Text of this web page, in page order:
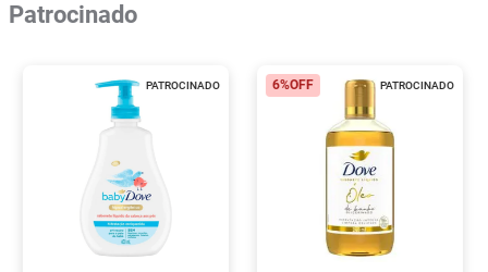
Patrocinado
PATROCINADO PATROCINADO
6%OFF